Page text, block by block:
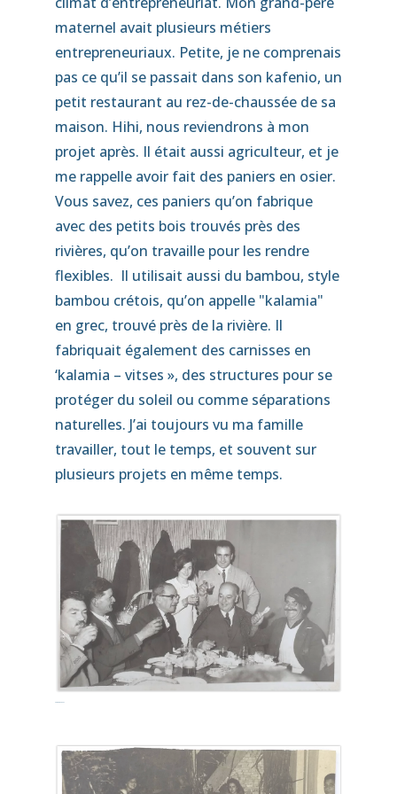
maternel avait plusieurs métiers
entrepreneuriaux. Petite, je ne comprenais
pas ce qu’il se passait dans son kafenio, un
petit restaurant au rez-de-chaussée de sa
maison. Hihi, nous reviendrons à mon
projet après. Il était aussi agriculteur, et je
me rappelle avoir fait des paniers en osier.
Vous savez, ces paniers qu’on fabrique
avec des petits bois trouvés près des
rivières, qu’on travaille pour les rendre
flexibles. Il utilisait aussi du bambou, style
bambou crétois, qu’on appelle "kalamia"
en grec, trouvé près de la rivière. Il
fabriquait également des carnisses en
‘kalamia – vitses », des structures pour se
protéger du soleil ou comme séparations
naturelles. J’ai toujours vu ma famille
travailler, tout le temps, et souvent sur
plusieurs projets en même temps.